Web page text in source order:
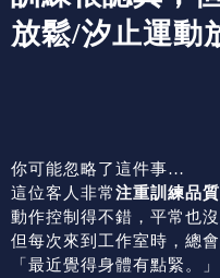
放鬆/汐止運動
你可能忽略了這件事…
這位客人非常注重訓練品質
動作控制得不錯，平常也
但每次來到工作室時，總會
「最近覺得身體有點緊。」